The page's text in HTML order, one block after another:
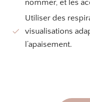
nommer, et les
Utiliser des
visualisations
l’apaisement.